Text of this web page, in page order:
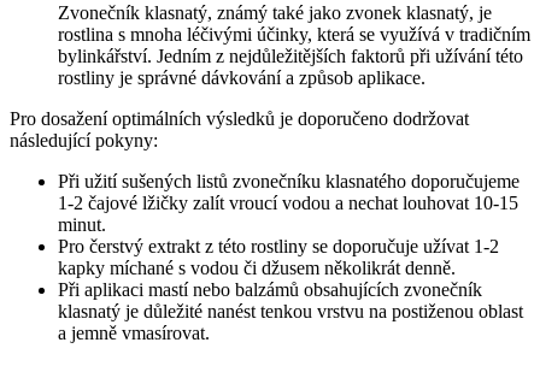
Zvonečník klasnatý, známý také jako zvonek klasnatý, je
rostlina s mnoha léčivými účinky, která se využívá v tradičním
bylinkářství. Jedním z nejdůležitějších faktorů při užívání této
rostliny je správné dávkování a způsob aplikace.
Pro dosažení optimálních výsledků je doporučeno dodržovat
následující pokyny:
Při užití sušených listů zvonečníku klasnatého doporučujeme
1-2 čajové lžičky zalít vroucí vodou a nechat louhovat 10-15
minut.
Pro čerstvý extrakt z této rostliny se doporučuje užívat 1-2
kapky míchané s vodou či džusem několikrát denně.
Při aplikaci mastí nebo balzámů obsahujících zvonečník
klasnatý je důležité nanést tenkou vrstvu na postiženou oblast
a jemně vmasírovat.